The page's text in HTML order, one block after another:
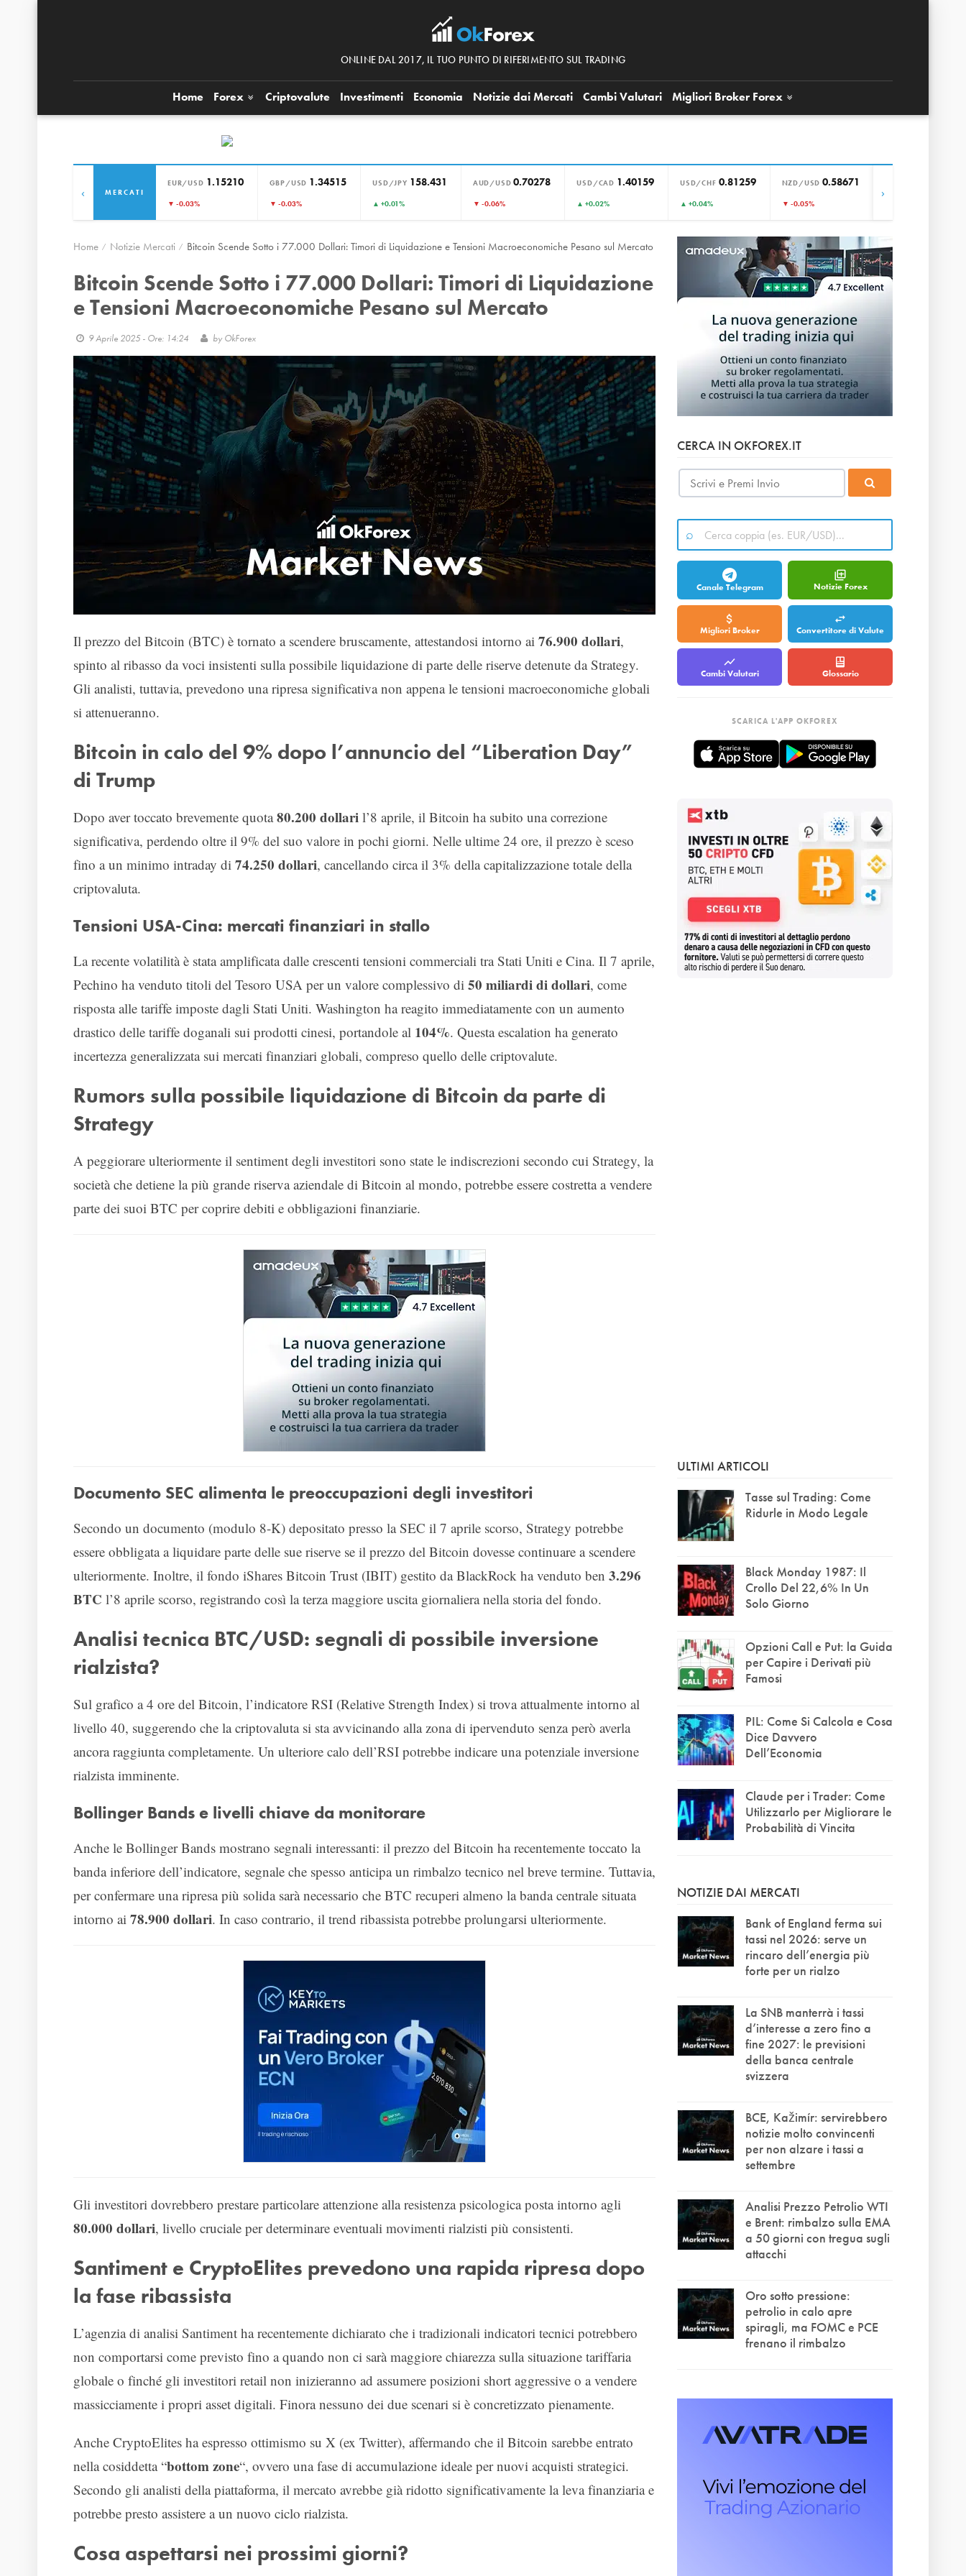
ONLINE DAL 2017, IL TUO PUNTO DI RIFERIMENTO SUL TRADING
Home Forex Criptovalute Investimenti Economia Notizie dai Mercati Cambi Valutari Migliori Broker Forex
MERCATI
EUR/USD 1.15210
▼ -0.03%
GBP/USD 1.34515
▼ -0.03%
USD/JPY 158.431
▲ +0.01%
AUD/USD 0.70278
▼ -0.06%
USD/CAD 1.40159
▲ +0.02%
USD/CHF 0.81259
▲ +0.04%
NZD/USD 0.58671
▼ -0.05%
‹ ›
Home Notizie Mercati Bitcoin Scende Sotto i 77.000 Dollari: Timori di Liquidazione e Tensioni Macroeconomiche Pesano sul Mercato
Bitcoin Scende Sotto i 77.000 Dollari: Timori di Liquidazione
e Tensioni Macroeconomiche Pesano sul Mercato
9 Aprile 2025 - Ore: 14:24 by OkForex
Il prezzo del Bitcoin (BTC) è tornato a scendere bruscamente, attestandosi intorno ai 76.900 dollari,
spinto al ribasso da voci insistenti sulla possibile liquidazione di parte delle riserve detenute da Strategy.
Gli analisti, tuttavia, prevedono una ripresa significativa non appena le tensioni macroeconomiche globali
si attenueranno.
Bitcoin in calo del 9% dopo l’annuncio del “Liberation Day”
di Trump
Dopo aver toccato brevemente quota80.200 dollari l’8 aprile, il Bitcoin ha subito una correzione
significativa, perdendo oltre il 9% del suo valore in pochi giorni. Nelle ultime 24 ore, il prezzo è sceso
fino a un minimo intraday di 74.250 dollari, cancellando circa il 3% della capitalizzazione totale della
criptovaluta.
Tensioni USA-Cina: mercati finanziari in stallo
La recente volatilità è stata amplificata dalle crescenti tensioni commerciali tra Stati Uniti e Cina. Il 7 aprile,
Pechino ha venduto titoli del Tesoro USA per un valore complessivo di 50 miliardi di dollari, come
risposta alle tariffe imposte dagli Stati Uniti. Washington ha reagito immediatamente con un aumento
drastico delle tariffe doganali sui prodotti cinesi, portandole al 104%. Questa escalation ha generato
incertezza generalizzata sui mercati finanziari globali, compreso quello delle criptovalute.
Rumors sulla possibile liquidazione di Bitcoin da parte di
Strategy
A peggiorare ulteriormente il sentiment degli investitori sono state le indiscrezioni secondo cui Strategy, la
società che detiene la più grande riserva aziendale di Bitcoin al mondo, potrebbe essere costretta a vendere
parte dei suoi BTC per coprire debiti e obbligazioni finanziarie.
Documento SEC alimenta le preoccupazioni degli investitori
Secondo un documento (modulo 8-K) depositato presso la SEC il 7 aprile scorso, Strategy potrebbe
essere obbligata a liquidare parte delle sue riserve se il prezzo del Bitcoin dovesse continuare a scendere
ulteriormente. Inoltre, il fondo iShares Bitcoin Trust (IBIT) gestito da BlackRock ha venduto ben 3.296
BTC l’8 aprile scorso, registrando così la terza maggiore uscita giornaliera nella storia del fondo.
Analisi tecnica BTC/USD: segnali di possibile inversione
rialzista?
Sul grafico a 4 ore del Bitcoin, l’indicatore RSI (Relative Strength Index) si trova attualmente intorno al
livello 40, suggerendo che la criptovaluta si sta avvicinando alla zona di ipervenduto senza però averla
ancora raggiunta completamente. Un ulteriore calo dell’RSI potrebbe indicare una potenziale inversione
rialzista imminente.
Bollinger Bands e livelli chiave da monitorare
Anche le Bollinger Bands mostrano segnali interessanti: il prezzo del Bitcoin ha recentemente toccato la
banda inferiore dell’indicatore, segnale che spesso anticipa un rimbalzo tecnico nel breve termine. Tuttavia,
per confermare una ripresa più solida sarà necessario che BTC recuperi almeno la banda centrale situata
intorno ai 78.900 dollari. In caso contrario, il trend ribassista potrebbe prolungarsi ulteriormente.
Gli investitori dovrebbero prestare particolare attenzione alla resistenza psicologica posta intorno agli
80.000 dollari, livello cruciale per determinare eventuali movimenti rialzisti più consistenti.
Santiment e CryptoElites prevedono una rapida ripresa dopo
la fase ribassista
L’agenzia di analisi Santiment ha recentemente dichiarato che i tradizionali indicatori tecnici potrebbero
non comportarsi come previsto fino a quando non ci sarà maggiore chiarezza sulla situazione tariffaria
globale o finché gli investitori retail non inizieranno ad assumere posizioni short aggressive o a vendere
massicciamente i propri asset digitali. Finora nessuno dei due scenari si è concretizzato pienamente.
Anche CryptoElites ha espresso ottimismo su X (ex Twitter), affermando che il Bitcoin sarebbe entrato
nella cosiddetta “bottom zone“, ovvero una fase di accumulazione ideale per nuovi acquisti strategici.
Secondo gli analisti della piattaforma, il mercato avrebbe già ridotto significativamente la leva finanziaria e
potrebbe presto assistere a un nuovo ciclo rialzista.
Cosa aspettarsi nei prossimi giorni?
CERCA IN OKFOREX.IT
Canale Telegram Notizie Forex
Migliori Broker Convertitore di Valute
Cambi Valutari Glossario
SCARICA L'APP OKFOREX
ULTIMI ARTICOLI
Tasse sul Trading: Come
Ridurle in Modo Legale
Black Monday 1987: Il
Crollo Del 22,6% In Un
Solo Giorno
Opzioni Call e Put: la Guida
per Capire i Derivati più
Famosi
PIL: Come Si Calcola e Cosa
Dice Davvero
Dell’Economia
Claude per i Trader: Come
Utilizzarlo per Migliorare le
Probabilità di Vincita
NOTIZIE DAI MERCATI
Bank of England ferma sui
tassi nel 2026: serve un
rincaro dell’energia più
forte per un rialzo
La SNB manterrà i tassi
d’interesse a zero fino a
fine 2027: le previsioni
della banca centrale
svizzera
BCE, Kažimír: servirebbero
notizie molto convincenti
per non alzare i tassi a
settembre
Analisi Prezzo Petrolio WTI
e Brent: rimbalzo sulla EMA
a 50 giorni con tregua sugli
attacchi
Oro sotto pressione:
petrolio in calo apre
spiragli, ma FOMC e PCE
frenano il rimbalzo